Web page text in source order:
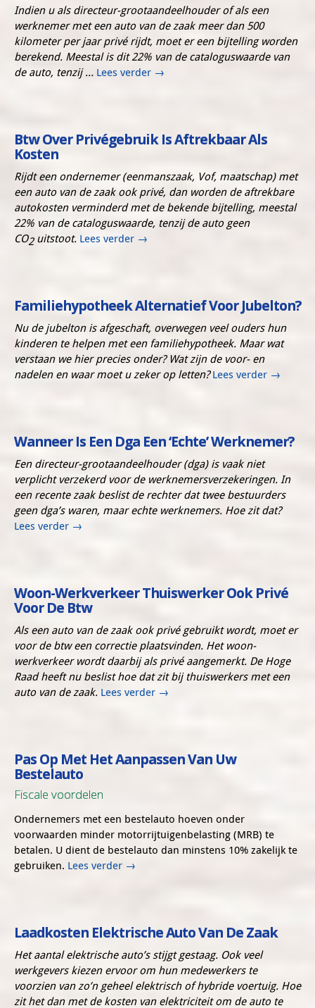
Indien u als directeur-grootaandeelhouder of als een
werknemer met een auto van de zaak meer dan 500
kilometer per jaar privé rijdt, moet er een bijtelling worden
berekend. Meestal is dit 22% van de cataloguswaarde van
de auto, tenzij … Lees verder →
Btw Over Privégebruik Is Aftrekbaar Als
Kosten
Rijdt een ondernemer (eenmanszaak, Vof, maatschap) met
een auto van de zaak ook privé, dan worden de aftrekbare
autokosten verminderd met de bekende bijtelling, meestal
22% van de cataloguswaarde, tenzij de auto geen
CO2uitstoot. Lees verder →
Familiehypotheek Alternatief Voor Jubelton?
Nu de jubelton is afgeschaft, overwegen veel ouders hun
kinderen te helpen met een familiehypotheek. Maar wat
verstaan we hier precies onder? Wat zijn de voor- en
nadelen en waar moet u zeker op letten? Lees verder →
Wanneer Is Een Dga Een ‘echte’ Werknemer?
Een directeur-grootaandeelhouder (dga) is vaak niet
verplicht verzekerd voor de werknemersverzekeringen. In
een recente zaak beslist de rechter dat twee bestuurders
geen dga’s waren, maar echte werknemers. Hoe zit dat?
Lees verder →
Woon-Werkverkeer Thuiswerker Ook Privé
Voor De Btw
Als een auto van de zaak ook privé gebruikt wordt, moet er
voor de btw een correctie plaatsvinden. Het woon-
werkverkeer wordt daarbij als privé aangemerkt. De Hoge
Raad heeft nu beslist hoe dat zit bij thuiswerkers met een
auto van de zaak. Lees verder →
Pas Op Met Het Aanpassen Van Uw
Bestelauto
Fiscale voordelen
Ondernemers met een bestelauto hoeven onder
voorwaarden minder motorrijtuigenbelasting (MRB) te
betalen. U dient de bestelauto dan minstens 10% zakelijk te
gebruiken. Lees verder →
Laadkosten Elektrische Auto Van De Zaak
Het aantal elektrische auto’s stijgt gestaag. Ook veel
werkgevers kiezen ervoor om hun medewerkers te
voorzien van zo’n geheel elektrisch of hybride voertuig. Hoe
zit het dan met de kosten van elektriciteit om de auto te